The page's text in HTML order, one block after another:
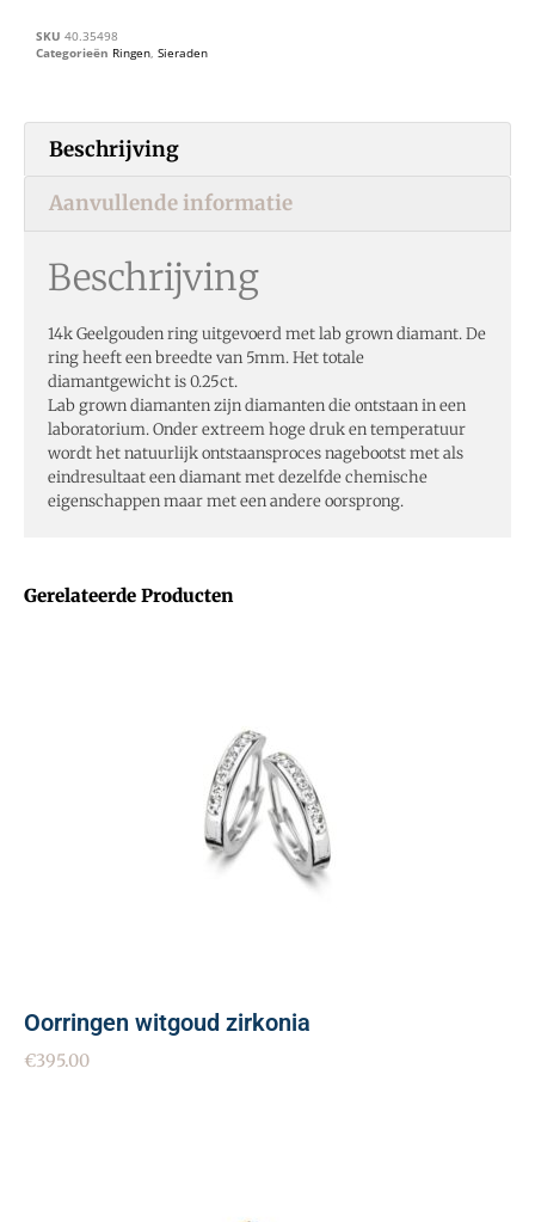
Gerelateerde Producten
Oorringen witgoud zirkonia
€395.00
SKU 40.35498
Categorieën Ringen, Sieraden
Beschrijving
Aanvullende informatie
Beschrijving
14k Geelgouden ring uitgevoerd met lab grown diamant. De
ring heeft een breedte van 5mm. Het totale
diamantgewicht is 0.25ct.
Lab grown diamanten zijn diamanten die ontstaan in een
laboratorium. Onder extreem hoge druk en temperatuur
wordt het natuurlijk ontstaansproces nagebootst met als
eindresultaat een diamant met dezelfde chemische
eigenschappen maar met een andere oorsprong.